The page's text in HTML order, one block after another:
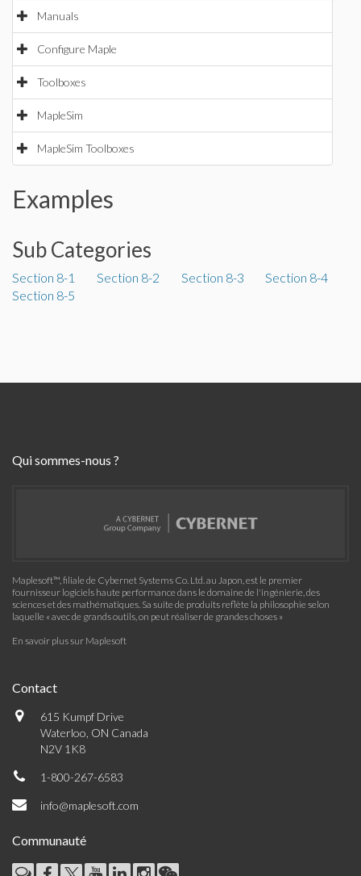
Manuals
Configure Maple
Toolboxes
MapleSim
MapleSim Toolboxes
Examples
Sub Categories
Section 8-1 Section 8-2 Section 8-3
Section 8-4
Section 8-5
Qui sommes-nous ?
Maplesoft™, filiale de Cybernet Systems Co. Ltd. au Japon, est le premier
fournisseur logiciels haute performance dans le domaine de l'ingénierie, des
sciences et des mathématiques. Sa suite de produits reflète la philosophie selon
laquelle « avec de grands outils, on peut réaliser de grandes choses »
En savoir plus sur Maplesoft
Contact
615 Kumpf Drive
Waterloo, ON Canada
N2V 1K8
1-800-267-6583
info@maplesoft.com
Communauté